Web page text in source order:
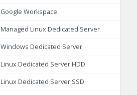
Google Workspace
Managed Linux Dedicated Server
Windows Dedicated Server
Linux Dedicated Server HDD
Linux Dedicated Server SSD